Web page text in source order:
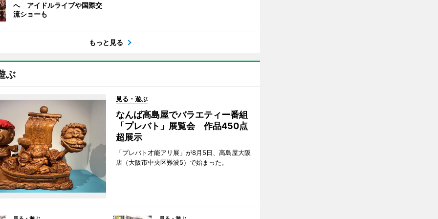
へ アイドルライブや国際交
流ショーも
もっと見る
ぶ
見る・遊ぶ
なんば高島屋でバラエティー番組
「プレバト」展覧会 作品450点
超展示
「プレバト才能アリ展」が8月5日、高島屋大阪
店（大阪市中央区難波5）で始まった。